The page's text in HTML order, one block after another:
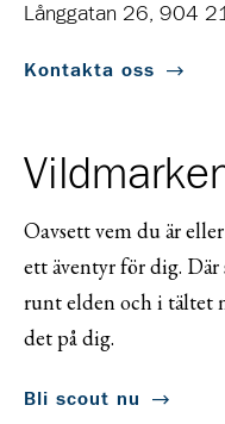
Långgatan 26, 904
Kontakta oss
Oavsett vem du är
ett äventyr för dig. Där
runt elden och i tältet
det på dig.
Bli scout nu